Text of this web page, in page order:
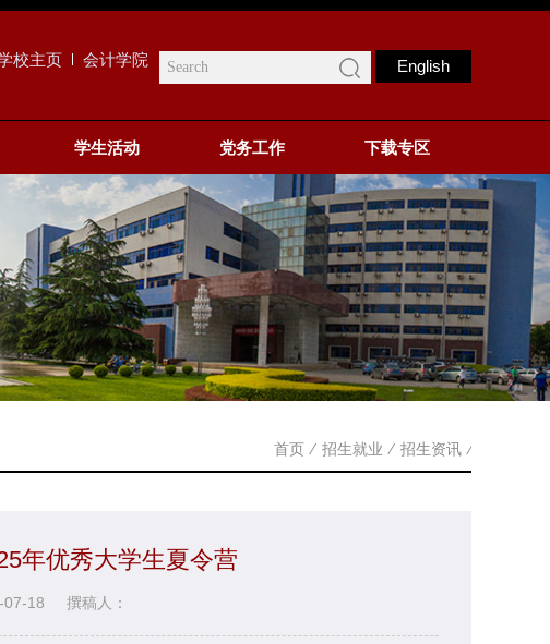
校主页 会计学院 English
学生活动 党务工作 下载专区
首页 ⁄ 招生就业 ⁄ 招生资讯 ⁄
年优秀大学生夏令营
07-18 撰稿人：